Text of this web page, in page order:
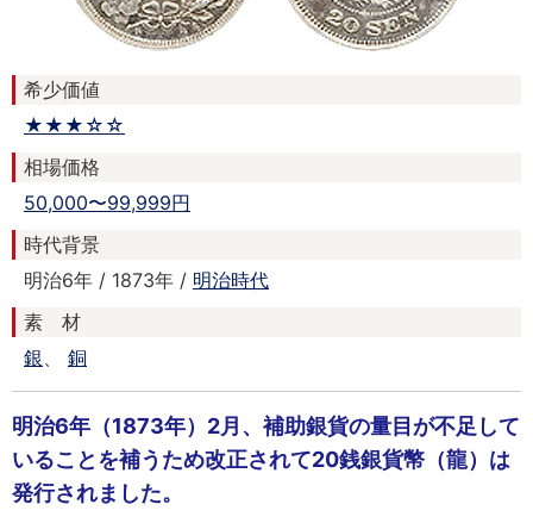
希少価値
★★★☆☆
相場価格
50,000〜99,999円
時代背景
明治6年 / 1873年 / 明治時代
素 材
銀、 銅
明治6年（1873年）2月、補助銀貨の量目が不足して
いることを補うため改正されて20銭銀貨幣（龍）は
発行されました。